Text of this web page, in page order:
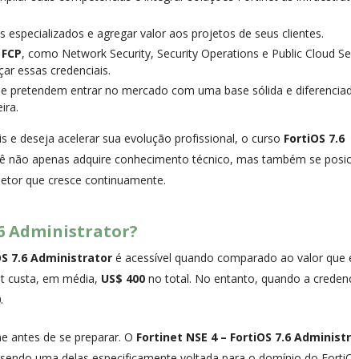
especializados e agregar valor aos projetos de seus clientes.
, como Network Security, Security Operations e Public Cloud
essas credenciais.
pretendem entrar no mercado com uma base sólida e
e deseja acelerar sua evolução profissional, o curso FortiOS 7.6
não apenas adquire conhecimento técnico, mas também se
que cresce continuamente.
Administrator?
7.6 Administrator é acessível quando comparado ao valor que
custa, em média, US$ 400 no total. No entanto, quando a
.
antes de se preparar. O Fortinet NSE 4 – FortiOS 7.6